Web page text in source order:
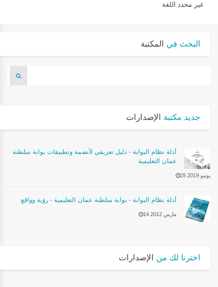
غير محدد اللغة
البحث في المكتبة
جديد مكتبة الإصدارات
أدلة نظام البوابة - دليل تعريفي لأنضمة وتطبيقات بوابة سلطنة
عمان التعليمية
25 يونيو 2019
أدلة نظام البوابة - بوابة سلطنة عمان التعليمية - رؤية وواقع
14 مارس 2012
اخترنا لك من الإصدارات